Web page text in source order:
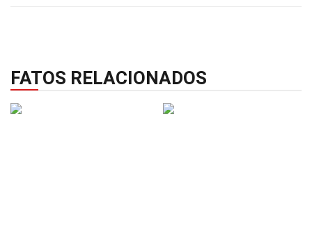
FATOS RELACIONADOS